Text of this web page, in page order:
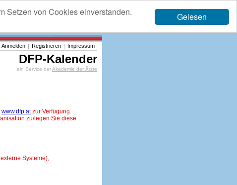
Gelesen
Setzen von Cookies einverstanden.
Anmelden | Registrieren | Impressum
DFP-Kalender
ein Service derAkademie der Ärzte
www.dfp.atzur Verfügung.
zu/legen Sie diese
Systeme),